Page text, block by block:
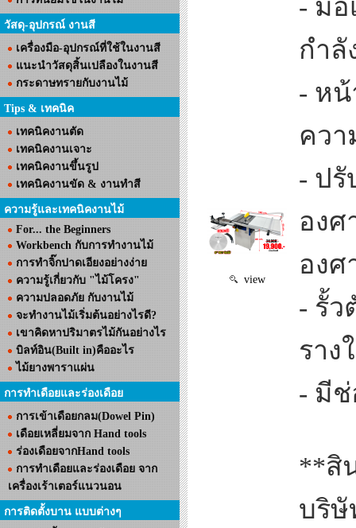
วัสดุ-อุปกรณ์ งานสี
เครื่องมือ-อุปกรณ์ที่ใช้ในงานสี
แนะนำวัสดุสิ้นเปลืองในงานสี
กระดาษทรายกับงานไม้
Tips & เทคนิค
เทคนิคงานตัด
เทคนิคงานเจาะ
เทคนิคงานขึ้นรูป
เทคนิคงานขัด & งานทำสี
ความรู้และเทคนิคงานไม้
For... the Beginners
Workbench กับการทำงานไม้
การทำจิ๊กปาดเอียงอย่างง่าย
ความรู้เกี่ยวกับ "ไม้โครง"
ความปลอดภัย กับงานไม้
จะทำงานไม้เริ่มต้นอย่างไรดี?
เขาคิดหาปริมาตรไม้กันอย่างไร
บิลท์อิน(Built in)คืออะไร
ไม้ยางพาราแผ่น
การทำเดือยและร่องเดือย
การเข้าเดือยกลม(Dowel Pin)
เดือยเหลี่ยมจาก Hand tools
ร่องเดือยจากHand tools
การทำเดือยและร่องเดือย จาก
เครื่องเร้าเตอร์แนวนอน
การติดตั้งบาน แบบต่างๆ
view
- มอ
กำลั
- หน้
ควา
- ปรั
องศ
องศ
- รั้
ราง
- มีช่
**สิ
บริ